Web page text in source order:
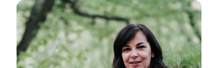
Homeopathy, Peter Chappel,
Brno
2001-2004
Psychoterapeutický výcvik –
Satiterapie, PhDr. Karel